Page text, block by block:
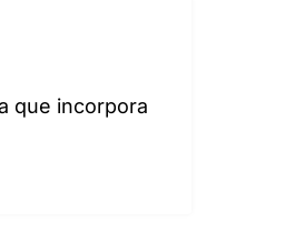
que incorpora